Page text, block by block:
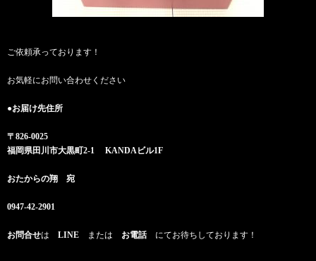
ご依頼承っております！
お気軽にお問い合わせください
●お届け先住所
〒826-0025
福岡県田川市大黒町2-1 KANDAビル1F
おたからの翔 宛
0947-42-2901
お問合せは LINE または お電話にてお待ちしております！